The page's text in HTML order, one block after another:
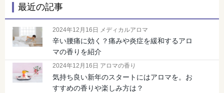
最近の記事
2024年12月16日 メディカルアロマ
辛い腰痛に効く？痛みや炎症を緩和するアロ
マの香りを紹介
2024年12月16日 アロマの香り
気持ち良い新年のスタートにはアロマを。お
すすめの香りや楽しみ方は？